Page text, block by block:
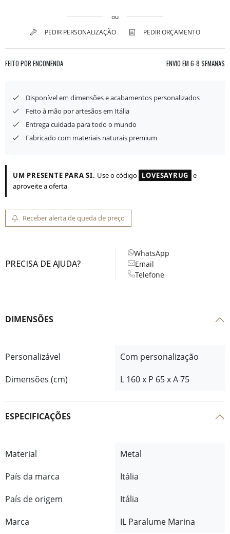
ou
PEDIR PERSONALIZAÇÃO
PEDIR ORÇAMENTO
FEITO POR ENCOMENDA ENVIO EM 6-8 SEMANAS
Disponível em dimensões e acabamentos personalizados
Feito à mão por artesãos em Itália
Entrega cuidada para todo o mundo
Fabricado com materiais naturais premium
UM PRESENTE PARA SI. Use o código LOVESAYRUG e
aproveite a oferta
Receber alerta de queda de preço
PRECISA DE AJUDA?
WhatsApp
Email
Telefone
DIMENSÕES
Personalizável
Com personalização
Dimensões (cm)
L 160 x P 65 x A 75
ESPECIFICAÇÕES
Material
Metal
País da marca
Itália
País de origem
Itália
Marca
IL Paralume Marina